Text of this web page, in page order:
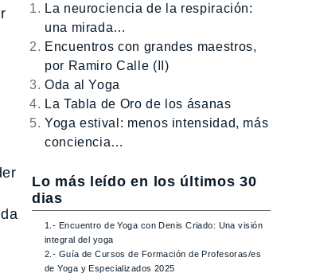
La neurociencia de la respiración:
una mirada…
Encuentros con grandes maestros,
por Ramiro Calle (II)
Oda al Yoga
La Tabla de Oro de los ásanas
Yoga estival: menos intensidad, más
conciencia…
Lo más leído en los últimos 30
dias
1.- Encuentro de Yoga con Denis Criado: Una visión
integral del yoga
2.- Guía de Cursos de Formación de Profesoras/es
de Yoga y Especializados 2025